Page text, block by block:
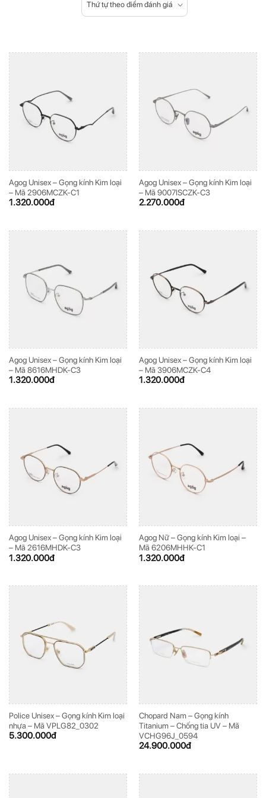
Thứ tự theo điểm đánh giá
Agog Unisex – Gọng kính Kim loại
– Mã 2906MCZK-C1
1.320.000đ
Agog Unisex – Gọng kính Kim loại
– Mã 9007ISCZK-C3
2.270.000đ
Agog Unisex – Gọng kính Kim loại
– Mã 8616MHDK-C3
1.320.000đ
Agog Unisex – Gọng kính Kim loại
– Mã 3906MCZK-C4
1.320.000đ
Agog Unisex – Gọng kính Kim loại
– Mã 2616MHDK-C3
1.320.000đ
Agog Nữ – Gọng kính Kim loại –
Mã 6206MHHK-C1
1.320.000đ
Police Unisex – Gọng kính Kim loại
nhựa – Mã VPLG82_0302
5.300.000đ
Chopard Nam – Gọng kính
Titanium – Chống tia UV – Mã
VCHG96J_0594
24.900.000đ